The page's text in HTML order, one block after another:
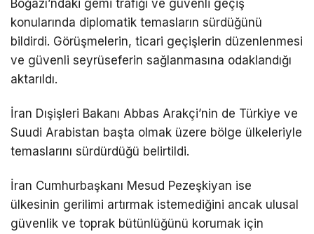
Boğazı’ndaki gemi trafiği ve güvenli geçiş
konularında diplomatik temasların sürdüğünü
bildirdi. Görüşmelerin, ticari geçişlerin düzenlenmesi
ve güvenli seyrüseferin sağlanmasına odaklandığı
aktarıldı.
İran Dışişleri Bakanı Abbas Arakçi’nin de Türkiye ve
Suudi Arabistan başta olmak üzere bölge ülkeleriyle
temaslarını sürdürdüğü belirtildi.
İran Cumhurbaşkanı Mesud Pezeşkiyan ise
ülkesinin gerilimi artırmak istemediğini ancak ulusal
güvenlik ve toprak bütünlüğünü korumak için